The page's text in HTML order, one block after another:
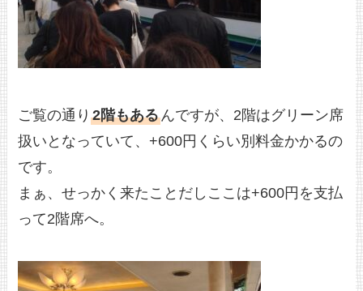
ご覧の通り2階もあるんですが、2階はグリーン席
扱いとなっていて、+600円くらい別料金かかるの
です。
まぁ、せっかく来たことだしここは+600円を支払
って2階席へ。